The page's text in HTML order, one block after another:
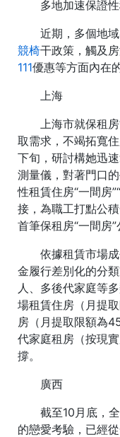
多地加速保證
近期，多個地
競椅干政策，觸及
111優惠等方面內在
上海
上海市就保租
取需求，不竭拓寬
下旬，研討構她迅
測量儀，對著門口
性租賃住房“一間房
接，為職工打點公
首筆保租房“一間房
依據租賃市場
金履行差別化的分
人、多後代家庭等
場租賃住房（月提
房（月提取限額為
代家庭租房（按現
撐。
廣西
截至10月底，
的戀愛考驗，已經